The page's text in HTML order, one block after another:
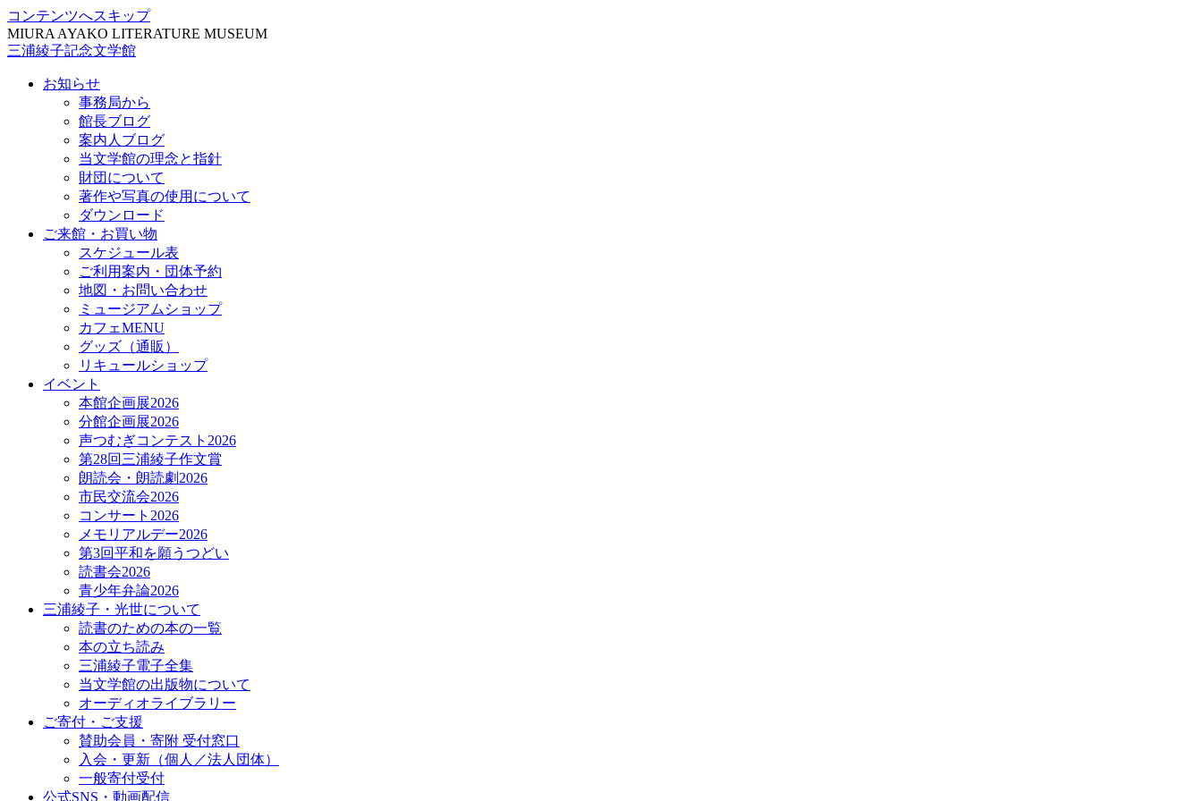
コンテンツへスキップ
MIURA AYAKO LITERATURE MUSEUM
三浦綾子記念文学館
お知らせ
事務局から
館長ブログ
案内人ブログ
当文学館の理念と指針
財団について
著作や写真の使用について
ダウンロード
ご来館・お買い物
スケジュール表
ご利用案内・団体予約
地図・お問い合わせ
ミュージアムショップ
カフェMENU
グッズ（通販）
リキュールショップ
イベント
本館企画展2026
分館企画展2026
声つむぎコンテスト2026
第28回三浦綾子作文賞
朗読会・朗読劇2026
市民交流会2026
コンサート2026
メモリアルデー2026
第3回平和を願うつどい
読書会2026
青少年弁論2026
三浦綾子・光世について
読書のための本の一覧
本の立ち読み
三浦綾子電子全集
当文学館の出版物について
オーディオライブラリー
ご寄付・ご支援
賛助会員・寄附 受付窓口
入会・更新（個人／法人団体）
一般寄付受付
公式SNS・動画配信